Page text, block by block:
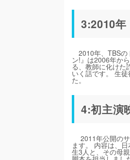
3:2010
2010年、TBSの
ン!』は2006年か
る、教師に化けた
いく話です。 生
た。
4:初主演
2011年公開のサ
ます。 内容は、
生3人と、その母